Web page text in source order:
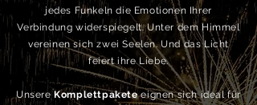
jedes Funkeln die Emotionen Ihrer
Verbindung widerspiegelt. Unter dem Himmel
vereinen sich zwei Seelen. Und das Licht
feiert ihre Liebe.
UnsereKomplettpaketeeignen sich ideal für